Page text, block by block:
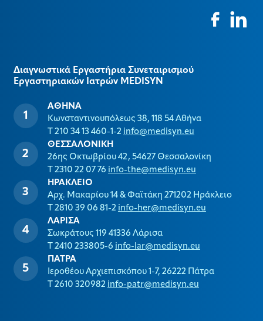
Διαγνωστικά Εργαστήρια Συνεταιρισμού
Εργαστηριακών Ιατρών MEDISYΝ
ΑΘΗΝΑ
Κωνσταντινουπόλεως 38, 118 54 Αθήνα
T 210 34 13 460-1-2 info@medisyn.eu
ΘΕΣΣΑΛΟΝΙΚΗ
26ης Οκτωβρίου 42, 54627 Θεσσαλονίκη
T 2310 22 07 76 info-the@medisyn.eu
ΗΡΑΚΛΕΙΟ
Αρχ. Μακαρίου 14 & Φαϊτάκη 271202 Ηράκλειο
T 2810 39 06 81-2 info-her@medisyn.eu
ΛΑΡΙΣΑ
Σωκράτους 119 41336 Λάρισα
T 2410 233805-6 info-lar@medisyn.eu
ΠΑΤΡΑ
Ιεροθέου Αρχιεπισκόπου 1-7, 26222 Πάτρα
T 2610 320982 info-patr@medisyn.eu